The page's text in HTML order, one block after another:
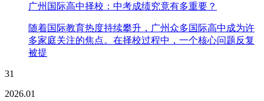
广州国际高中择校：中考成绩究竟有多重要？
随着国际教育热度持续攀升，广州众多国际高中成为许
多家庭关注的焦点。在择校过程中，一个核心问题反复
被提
31
2026.01